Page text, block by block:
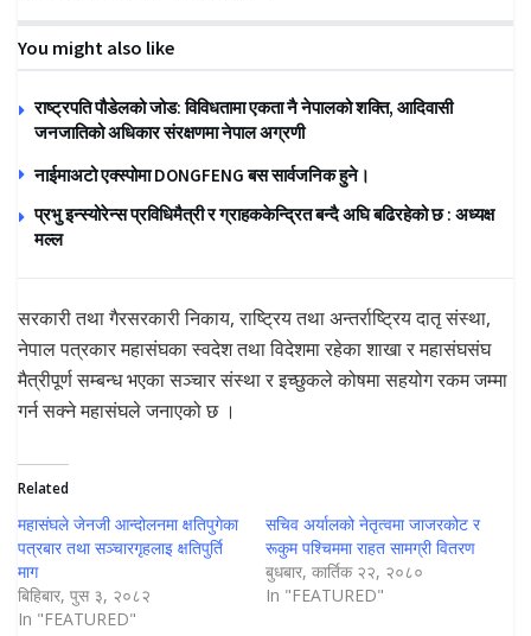
You might also like
राष्ट्रपति पौडेलको जोड: विविधतामा एकता नै नेपालको शक्ति, आदिवासी
जनजातिको अधिकार संरक्षणमा नेपाल अग्रणी
नाईमाअटो एक्स्पोमा DONGFENG बस सार्वजनिक हुने।
प्रभु इन्स्योरेन्स प्रविधिमैत्री र ग्राहककेन्द्रित बन्दै अघि बढिरहेको छ : अध्यक्ष
मल्ल
सरकारी तथा गैरसरकारी निकाय, राष्ट्रिय तथा अन्तर्राष्ट्रिय दातृ संस्था,
नेपाल पत्रकार महासंघका स्वदेश तथा विदेशमा रहेका शाखा र महासंघसंघ
मैत्रीपूर्ण सम्बन्ध भएका सञ्चार संस्था र इच्छुकले कोषमा सहयोग रकम जम्मा
गर्न सक्ने महासंघले जनाएको छ ।
Related
महासंघले जेनजी आन्दोलनमा क्षतिपुगेका
पत्रबार तथा सञ्चारगृहलाइ क्षतिपुर्ति
माग
बिहिबार, पुस ३, २०८२
In "FEATURED"
सचिव अर्यालको नेतृत्वमा जाजरकोट र
रूकुम पश्चिममा राहत सामग्री वितरण
बुधबार, कार्तिक २२, २०८०
In "FEATURED"